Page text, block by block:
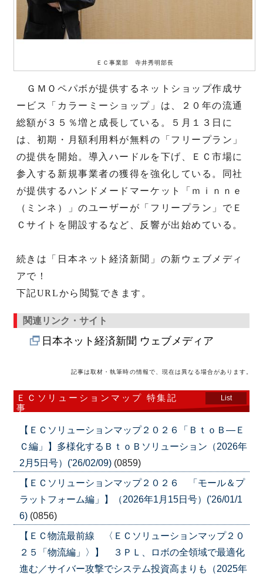
ＥＣ事業部 寺井秀明部長
ＧＭＯペパボが提供するネットショップ作成サ
ービス「カラーミーショップ」は、２０年の流通
総額が３５％増と成長している。５月１３日に
は、初期・月額利用料が無料の「フリープラン」
の提供を開始。導入ハードルを下げ、ＥＣ市場に
参入する新規事業者の獲得を強化している。同社
が提供するハンドメードマーケット「ｍｉｎｎｅ
（ミンネ）」のユーザーが「フリープラン」でＥ
Ｃサイトを開設するなど、反響が出始めている。
続きは「日本ネット経済新聞」の新ウェブメディ
アで！
下記URLから閲覧できます。
関連リンク・サイト
日本ネット経済新聞 ウェブメディア
記事は取材・執筆時の情報で、現在は異なる場合があります。
ＥＣソリューションマップ 特集記
事
List
【ＥＣソリューションマップ２０２６「ＢｔｏＢ―Ｅ
Ｃ編」】多様化するＢｔｏＢソリューション（2026年
2月5日号）('26/02/09) (0859)
【ＥＣソリューションマップ２０２６ 「モール＆プ
ラットフォーム編」】（2026年1月15日号）('26/01/1
6) (0856)
【ＥＣ物流最前線 〈ＥＣソリューションマップ２０
２５「物流編」〉】 ３ＰＬ、ロボの全領域で最適化
進む／サイバー攻撃でシステム投資高まりも（2025年